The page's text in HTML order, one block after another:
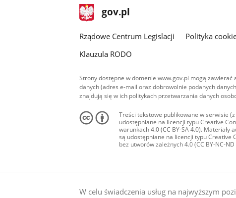
W celu świadczenia usług na najwyższym
stopka
gov.pl Strona
gov.pl
Rządowe Centrum Legislacji Polityka
Klauzula RODO
Strony dostępne w domenie www.gov.pl mogą
danych (adres e-mail oraz dobrowolnie podanych
znajdują się w ich politykach przetwarzania danych
Treści tekstowe publikowane w serwisie
udostępniane na licencji typu Creative
warunkach 4.0 (CC BY-SA 4.0). Materiały
są udostępniane na licencji typu Creative
bez utworów zależnych 4.0 (CC BY-NC-